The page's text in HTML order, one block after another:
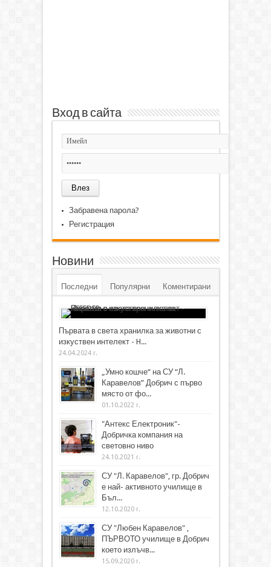
Вход в сайта
Забравена парола?
Регистрация
Новини
Последни Популярни Коментирани
Първата в света хранилка за животни с
изкуствен интелект - H...
24.04.2024 г.
„Умно кошче“ на СУ “Л.
Каравелов” Добрич с първо
място от фо...
01.10.2022 г.
"Антекс Електроник"-
Добричка компания на
световно ниво
24.10.2021 г.
СУ "Л. Каравелов", гр. Добрич
е най- активното училище в
Бъл...
12.10.2020 г.
СУ "Любен Каравелов" ,
ПЪРВОТО училище в Добрич
което излъчв...
15.09.2020 г.